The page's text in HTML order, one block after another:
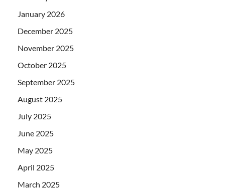
January 2026
December 2025
November 2025
October 2025
September 2025
August 2025
July 2025
June 2025
May 2025
April 2025
March 2025